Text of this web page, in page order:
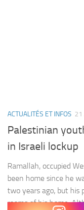
ACTUALITÉS ET INFOS 21
Palestinian
in Israeli lockup
Ramallah, occupied
been home since he
two years ago, but
rooms of his home.